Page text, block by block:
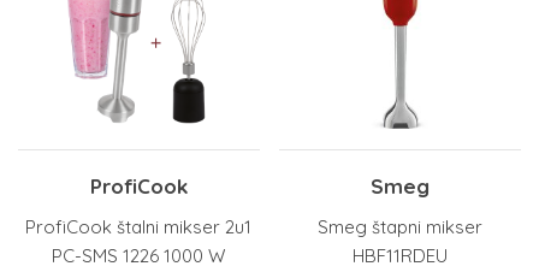
ProfiCook
ProfiCook štalni mikser 2u1
PC-SMS 1226 1000 W
Smeg
Smeg štapni mikser
HBF11RDEU